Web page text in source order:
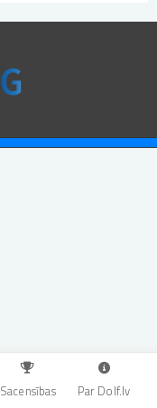
Sacensības Par Dolf.lv